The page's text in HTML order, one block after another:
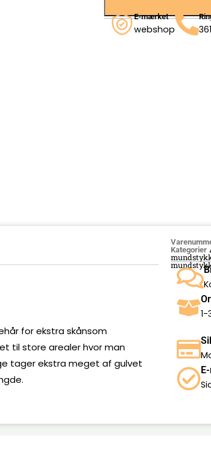
E-mærket
webshop
for ekstra skånsom
til store arealer hvor man
tager ekstra meget af gulvet
Kategorier